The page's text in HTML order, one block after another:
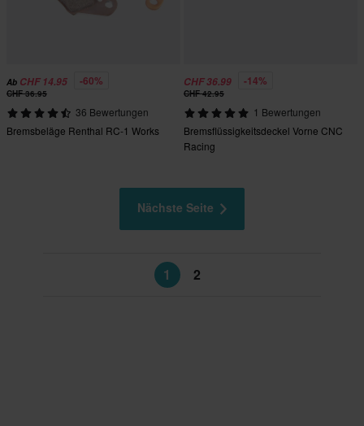
Ab CHF 14.95 -60%
CHF 36.95
36 Bewertungen
Bremsbeläge Renthal RC-1 Works
CHF 36.99 -14%
CHF 42.95
1 Bewertungen
Bremsflüssigkeitsdeckel Vorne CNC
Racing
Nächste Seite
1 2